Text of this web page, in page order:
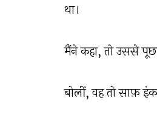
था।
मैंने कहा, तो उससे
बोलीं, वह तो साफ़